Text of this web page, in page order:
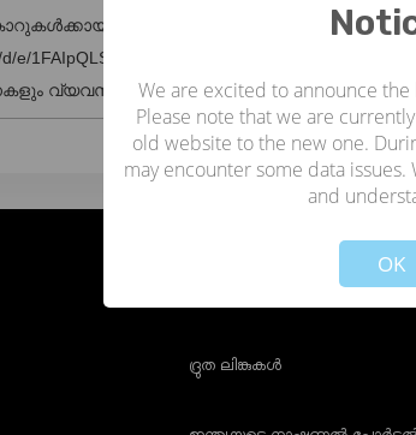
രജിസ്റ്റർ ചെയ്യാൻ ലിങ്ക് ക്ലിക്ക്
e/
വ്യവസ്ഥകളും വായിക്കുക.
ദ്രുത ലിങ്കുകൾ
We are excited to announce
Please note that we are
old website to the new one.
may encounter some data
and
OK